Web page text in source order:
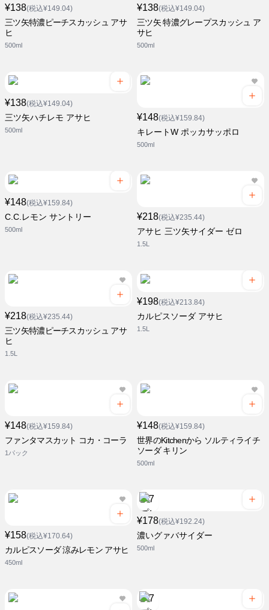
¥138(税込¥149.04)
三ツ矢特濃ピーチスカッシュ アサ
ヒ
500ml
¥138(税込¥149.04)
三ツ矢 特濃グレープスカッシュ ア
サヒ
500ml
¥138(税込¥149.04)
三ツ矢ハチレモ アサヒ
500ml
¥148(税込¥159.84)
キレートW ポッカサッポロ
500ml
¥148(税込¥159.84)
C.C.レモン サントリー
500ml
¥218(税込¥235.44)
アサヒ 三ツ矢サイダー ゼロ
1.5L
¥218(税込¥235.44)
三ツ矢特濃ピーチスカッシュ アサ
ヒ
1.5L
¥198(税込¥213.84)
カルピスソーダ アサヒ
1.5L
¥148(税込¥159.84)
ファンタマスカット コカ・コーラ
1パック
¥148(税込¥159.84)
世界のKitchenから ソルティライチ
ソーダ キリン
500ml
¥158(税込¥170.64)
カルピスソーダ 涼みレモン アサヒ
450ml
¥178(税込¥192.24)
濃いグァバサイダー
500ml